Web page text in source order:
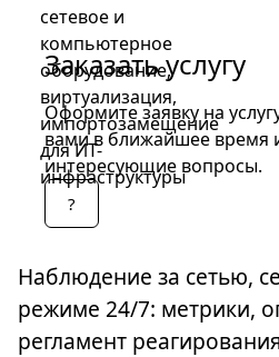
Заказать услугу
Оформите заявку на
вами в ближайшее время
интересующие вопросы.
?
Наблюдение за сетью,
режиме 24/7: метрики,
регламент